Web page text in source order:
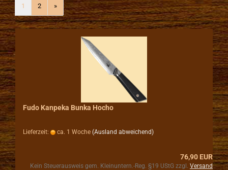
1 2 »
Fudo Kanpeka Bunka Hocho
Lieferzeit: ca. 1 Woche (Ausland abweichend)
76,90 EUR
Kein Steuerausweis gem. Kleinuntern.-Reg. §19 UStG zzgl. Versand